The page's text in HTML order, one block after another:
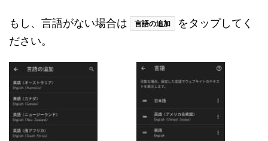
もし、言語がない場合は 言語の追加
をタップしてく
ださい。